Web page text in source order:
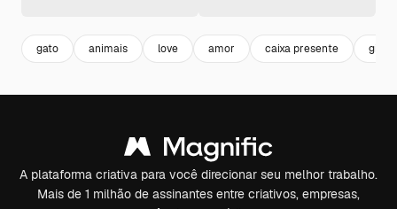
gato animais love amor caixa presente gift
A plataforma criativa para você direcionar seu melhor trabalho.
Mais de 1 milhão de assinantes entre criativos, empresas,